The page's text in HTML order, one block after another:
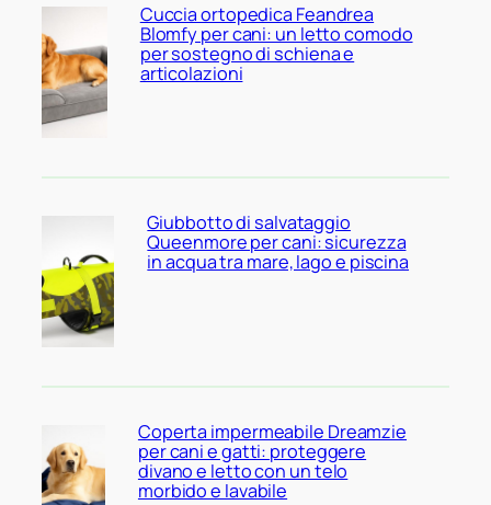
Cuccia ortopedica Feandrea
Blomfy per cani: un letto comodo
per sostegno di schiena e
articolazioni
Giubbotto di salvataggio
Queenmore per cani: sicurezza
in acqua tra mare, lago e piscina
Coperta impermeabile Dreamzie
per cani e gatti: proteggere
divano e letto con un telo
morbido e lavabile